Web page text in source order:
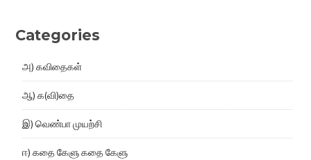
Categories
அ) கவிதைகள்
ஆ) க(வி)தை
இ) வெண்பா முயற்சி
ஈ) கதை கேளு கதை கேளு